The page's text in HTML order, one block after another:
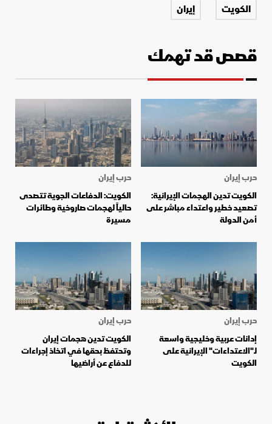
الكويت
إيران
قصص قد تهمك
حرب إيران
الكويت تدين الهجمات الإيرانية:
تصعيد خطير واعتداء مباشر على
أمن الدولة
حرب إيران
الكويت: الدفاعات الجوية تتصدى
حالياً لهجمات صاروخية وطائرات
مسيرة
حرب إيران
إدانات عربية وخليجية واسعة
لـ"الاعتداءات" الإيرانية على
الكويت
حرب إيران
الكويت تدين هجمات إيران
وتحتفظ بحقها في اتخاذ إجراءات
للدفاع عن أراضيها